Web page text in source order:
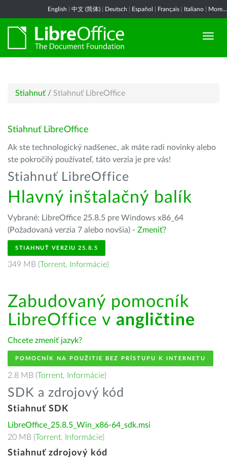
English 中文 (简体) Deutsch Español Français Italiano More...
Stiahnuť / Stiahnuť LibreOffice
Stiahnuť LibreOffice
Ak ste technologický nadšenec, ak máte radi novinky alebo
ste pokročilý používateľ, táto verzia je pre vás!
Stiahnuť LibreOffice
Hlavný inštalačný balík
Vybrané: LibreOffice 25.8.5 pre Windows x86_64
(Požadovaná verzia 7 alebo novšia) - Zmeniť?
STIAHNUŤ VERZIU 25.8.5
349 MB (Torrent, Informácie)
Zabudovaný pomocník
LibreOffice v angličtine
Chcete zmeniť jazyk?
POMOCNÍK NA POUŽITIE BEZ PRÍSTUPU K INTERNETU
2.8 MB (Torrent, Informácie)
SDK a zdrojový kód
Stiahnuť SDK
LibreOffice_25.8.5_Win_x86-64_sdk.msi
20 MB (Torrent, Informácie)
Stiahnuť zdrojový kód